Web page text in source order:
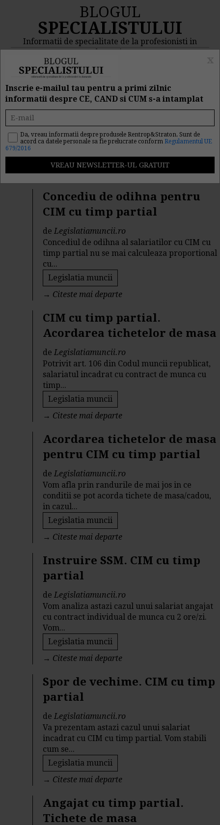
BLOGUL
SPECIALISTULUI
Informatii de specialitate de la profesionisti in
domeniu
MENIU
Rezultat cautare "cim cu
timp partial"
Cautarea facuta dupa cuvantul/sirul de cuvinte "
timp partial" a returnat 19 articole.
Concediu de odihna pentru
CIM cu timp partial
deLegislatiamuncii.ro
Concediul de odihna al salariatilor cu CIM cu
timp partial nu se mai calculeaza proportional
cu...
Legislatia muncii
→ Citeste mai departe
CIM cu timp partial.
Acordarea tichetelor de masa
deLegislatiamuncii.ro
Potrivit art. 106 din Codul muncii republicat,
salariatul incadrat cu contract de munca cu
timp...
Legislatia muncii
→ Citeste mai departe
Acordarea tichetelor de masa
pentru CIM cu timp partial
deLegislatiamuncii.ro
Vom afla prin randurile de mai jos in ce
conditii se pot acorda tichete de masa/cadou,
in cazul...
Legislatia muncii
→ Citeste mai departe
Instruire SSM. CIM cu timp
partial
deLegislatiamuncii.ro
Vom analiza astazi cazul unui salariat angajat
cu contract individual de munca cu 2 ore/zi.
Vom...
Legislatia muncii
→ Citeste mai departe
Spor de vechime. CIM cu timp
partial
deLegislatiamuncii.ro
Va prezentam astazi cazul unui salariat
incadrat cu CIM cu timp partial. Vom stabili
cum se...
Legislatia muncii
→ Citeste mai departe
Angajat cu timp partial.
Tichete de masa
Inscrie e-mailul tau pentru a primi zilnic
informatii despre CE, CAND si CUM s-a intamplat
Da, vreau informatii despre produsele Rentrop&Straton. Sunt de
acord ca datele personale sa fie prelucrate conform Regulamentul UE
679/2016